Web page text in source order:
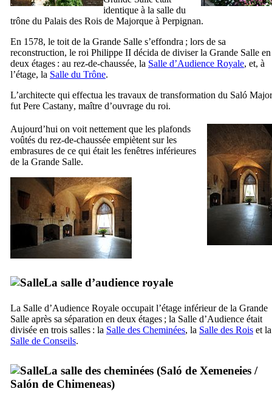
identique à la salle du
trône du Palais des Rois de Majorque à Perpignan.
En 1578, le toit de la Grande Salle s’effondra ; lors de sa
reconstruction, le roi Philippe II décida de diviser la Grande Salle en
deux étages : au rez-de-chaussée, la Salle d’Audience Royale, et, à
l’étage, la Salle du Trône.
L’architecte qui effectua les travaux de transformation du Saló Major
fut Pere Castany, maître d’ouvrage du roi.
Aujourd’hui on voit nettement que les plafonds
voûtés du rez-de-chaussée empiètent sur les
embrasures de ce qui était les fenêtres inférieures
de la Grande Salle.
La salle d’audience royale
La Salle d’Audience Royale occupait l’étage inférieur de la Grande
Salle après sa séparation en deux étages ; la Salle d’Audience était
divisée en trois salles : la Salle des Cheminées, la Salle des Rois et la
Salle de Conseils.
La salle des cheminées (Saló de Xemeneies /
Salón de Chimeneas)